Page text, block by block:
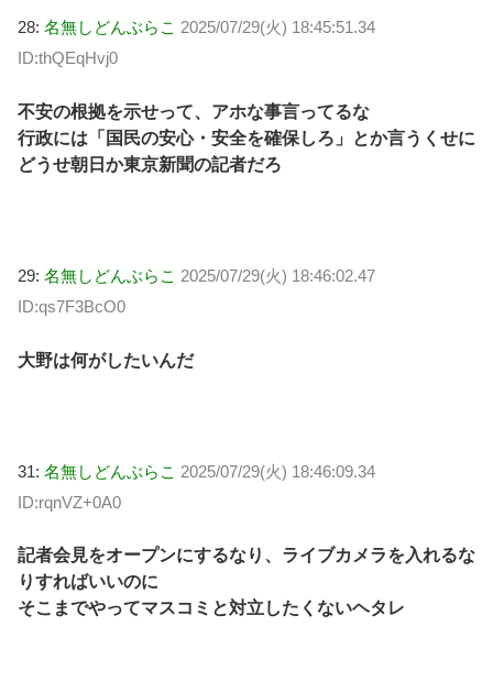
28: 名無しどんぶらこ 2025/07/29(火) 18:45:51.34
ID:thQEqHvj0
不安の根拠を示せって、アホな事言ってるな
行政には「国民の安心・安全を確保しろ」とか言うくせに
どうせ朝日か東京新聞の記者だろ
29: 名無しどんぶらこ 2025/07/29(火) 18:46:02.47
ID:qs7F3BcO0
大野は何がしたいんだ
31: 名無しどんぶらこ 2025/07/29(火) 18:46:09.34
ID:rqnVZ+0A0
記者会見をオープンにするなり、ライブカメラを入れるな
りすればいいのに
そこまでやってマスコミと対立したくないヘタレ